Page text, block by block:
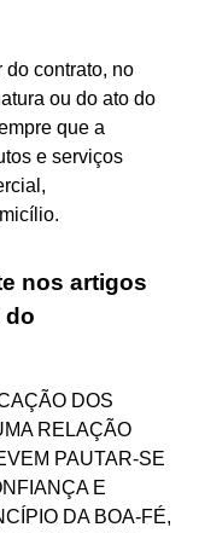
do contrato, no
ou do ato do
que a
e serviços
nos artigos
do
DOS
RELAÇÃO
PAUTAR-SE
E
DA BOA-FÉ,